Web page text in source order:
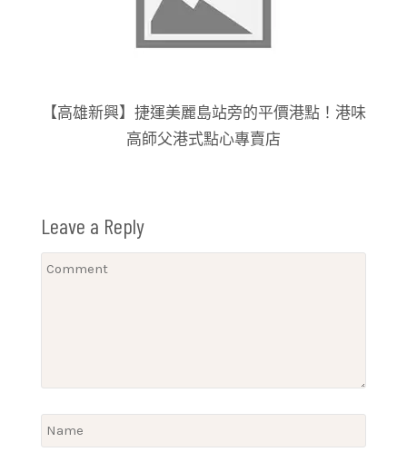
【高雄新興】捷運美麗島站旁的平價港點！港味
高師父港式點心專賣店
Leave a Reply